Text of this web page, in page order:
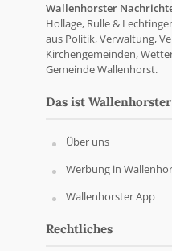
Wallenhorster
Hollage, Rulle &
aus Politik, Verwaltung,
Kirchengemeinden,
Gemeinde Wallenhorst.
Das ist Wallenhorster
Über uns
Werbung in
Wallenhorster App
Rechtliches